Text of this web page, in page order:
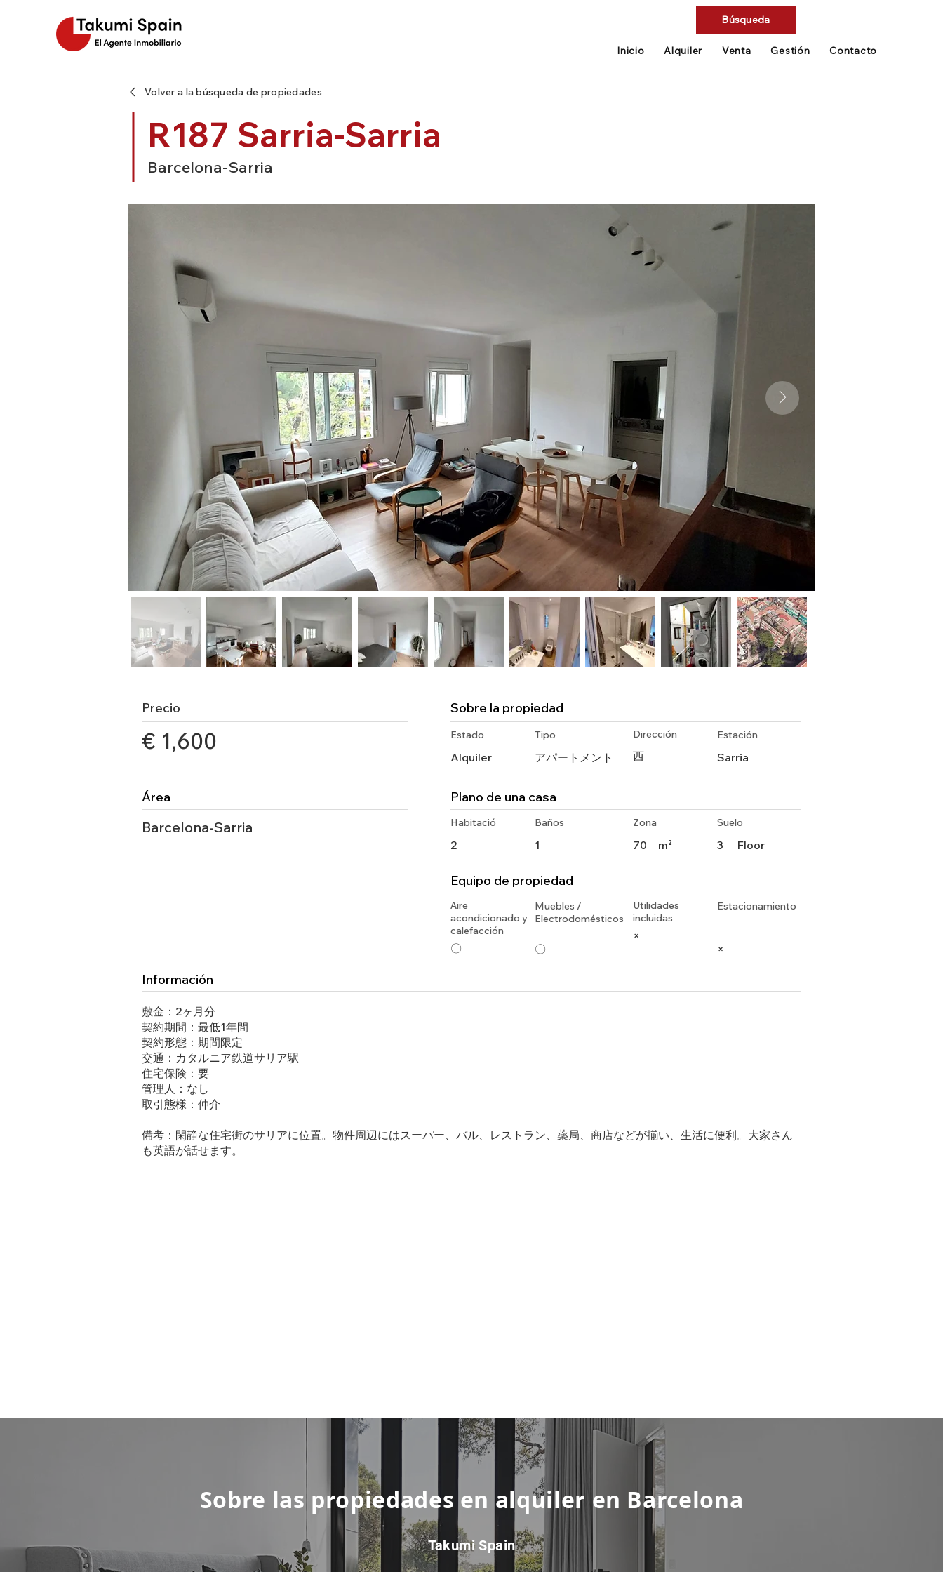
Búsqueda
Inicio Alquiler Venta Gestión Contacto
Volver a la búsqueda de propiedades
R187 Sarria-Sarria
Barcelona-Sarria
Precio
€ 1,600
Área
Barcelona-Sarria
Sobre la propiedad
Estado
Alquiler
Tipo
アパートメント
Dirección
西
Estación
Sarria
Plano de una casa
Habitació Baños Zona Suelo
2 1 70 m² 3 Floor
Equipo de propiedad
Aire
acondicionado y
calefacción
〇
Muebles /
Electrodomésticos
〇
Utilidades
incluidas
×
Estacionamiento
×
Información
敷金：2ヶ月分
契約期間：最低1年間
契約形態：期間限定
交通：カタルニア鉄道サリア駅
住宅保険：要
管理人：なし
取引態様：仲介
備考：閑静な住宅街のサリアに位置。物件周辺にはスーパー、バル、レストラン、薬局、商店などが揃い、生活に便利。大家さん
も英語が話せます。
Sobre las propiedades en alquiler en Barcelona
Takumi Spain